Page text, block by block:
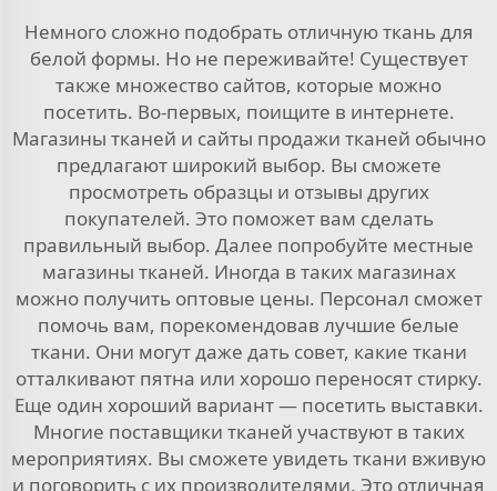
Немного сложно подобрать отличную ткань для
белой формы. Но не переживайте! Существует
также множество сайтов, которые можно
посетить. Во-первых, поищите в интернете.
Магазины тканей и сайты продажи тканей обычно
предлагают широкий выбор. Вы сможете
просмотреть образцы и отзывы других
покупателей. Это поможет вам сделать
правильный выбор. Далее попробуйте местные
магазины тканей. Иногда в таких магазинах
можно получить оптовые цены. Персонал сможет
помочь вам, порекомендовав лучшие белые
ткани. Они могут даже дать совет, какие ткани
отталкивают пятна или хорошо переносят стирку.
Еще один хороший вариант — посетить выставки.
Многие поставщики тканей участвуют в таких
мероприятиях. Вы сможете увидеть ткани вживую
и поговорить с их производителями. Это отличная